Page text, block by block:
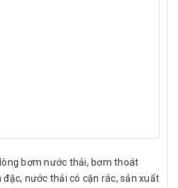
bơm nước thải, bơm thoát
nước thải có cặn rác, sản xuất